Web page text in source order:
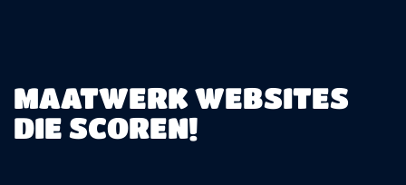
MAATWERK WEBSITES
DIE SCOREN!